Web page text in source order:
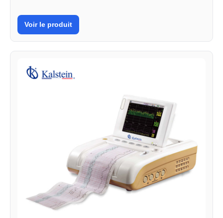
Voir le produit